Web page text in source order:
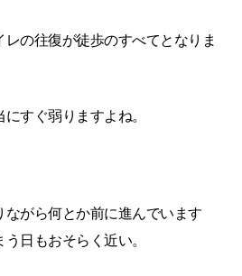
の往復が徒歩のすべてとなりま
すぐ弱りますよね。
がら何とか前に進んでいます
日もおそらく近い。